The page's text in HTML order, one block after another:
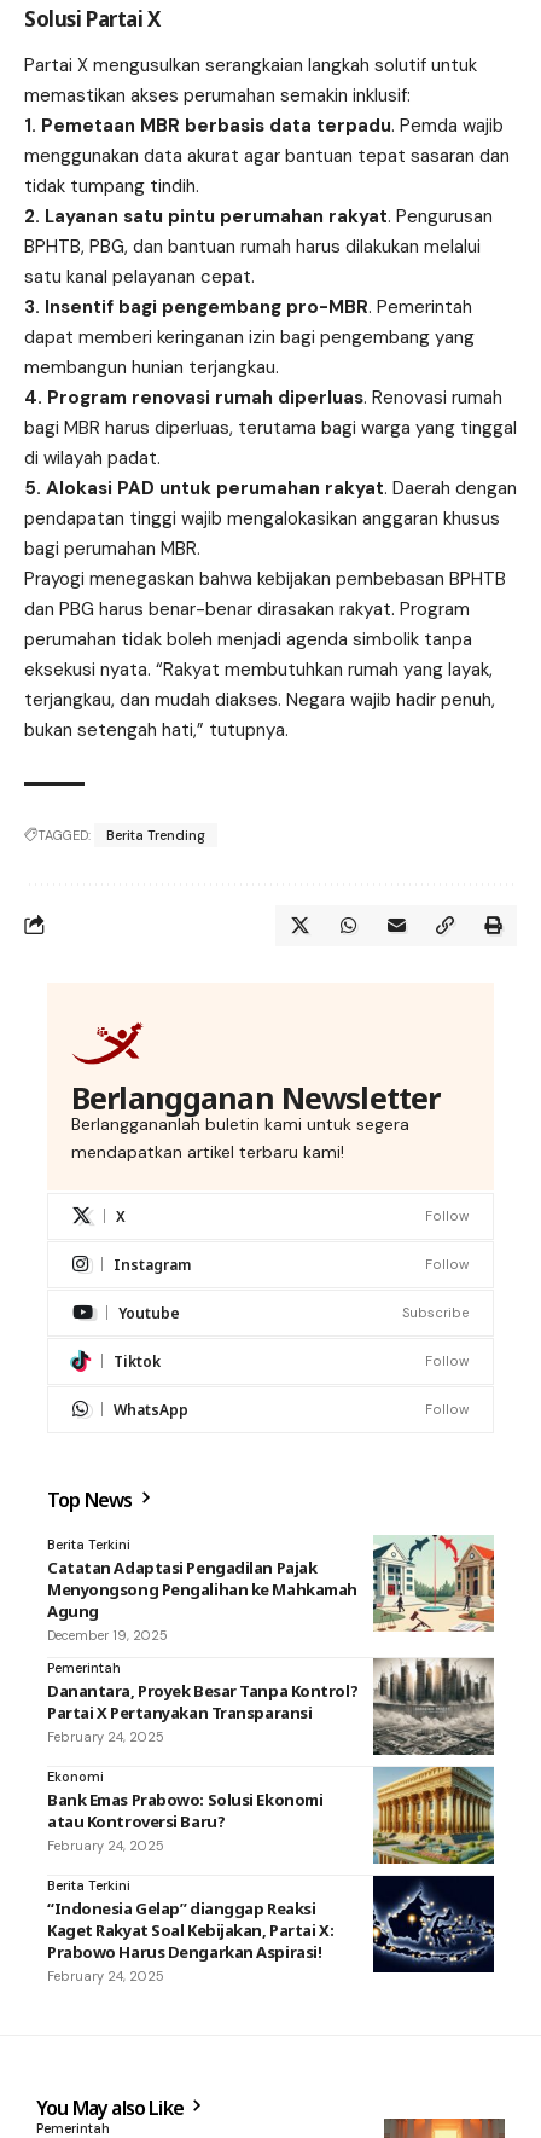
Solusi Partai X
Partai X mengusulkan serangkaian langkah solutif untuk
memastikan akses perumahan semakin inklusif:
1. Pemetaan MBR berbasis data terpadu. Pemda wajib
menggunakan data akurat agar bantuan tepat sasaran dan
tidak tumpang tindih.
2. Layanan satu pintu perumahan rakyat. Pengurusan
BPHTB, PBG, dan bantuan rumah harus dilakukan melalui
satu kanal pelayanan cepat.
3. Insentif bagi pengembang pro-MBR. Pemerintah
dapat memberi keringanan izin bagi pengembang yang
membangun hunian terjangkau.
4. Program renovasi rumah diperluas. Renovasi rumah
bagi MBR harus diperluas, terutama bagi warga yang tinggal
di wilayah padat.
5. Alokasi PAD untuk perumahan rakyat. Daerah dengan
pendapatan tinggi wajib mengalokasikan anggaran khusus
bagi perumahan MBR.
Prayogi menegaskan bahwa kebijakan pembebasan BPHTB
dan PBG harus benar-benar dirasakan rakyat. Program
perumahan tidak boleh menjadi agenda simbolik tanpa
eksekusi nyata. “Rakyat membutuhkan rumah yang layak,
terjangkau, dan mudah diakses. Negara wajib hadir penuh,
bukan setengah hati,” tutupnya.
TAGGED: Berita Trending
Berlangganan Newsletter
Berlanggananlah buletin kami untuk segera
mendapatkan artikel terbaru kami!
X Follow
Instagram Follow
Youtube Subscribe
Tiktok Follow
WhatsApp Follow
Top News
Berita Terkini
Catatan Adaptasi Pengadilan Pajak
Menyongsong Pengalihan ke Mahkamah
Agung
December 19, 2025
Pemerintah
Danantara, Proyek Besar Tanpa Kontrol?
Partai X Pertanyakan Transparansi
February 24, 2025
Ekonomi
Bank Emas Prabowo: Solusi Ekonomi
atau Kontroversi Baru?
February 24, 2025
Berita Terkini
“Indonesia Gelap” dianggap Reaksi
Kaget Rakyat Soal Kebijakan, Partai X:
Prabowo Harus Dengarkan Aspirasi!
February 24, 2025
You May also Like
Pemerintah